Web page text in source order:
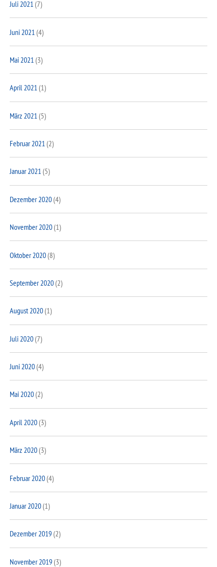
Juli 2021(7)
Juni 2021 (4)
Mai 2021 (3)
April 2021(1)
März 2021 (5)
Februar 2021(2)
Januar 2021(5)
Dezember 2020(4)
November 2020(1)
Oktober 2020(8)
September 2020(2)
August 2020(1)
Juli 2020(7)
Juni 2020(4)
Mai 2020(2)
April 2020(3)
März 2020(3)
Februar 2020(4)
Januar 2020(1)
Dezember 2019(2)
November 2019(3)